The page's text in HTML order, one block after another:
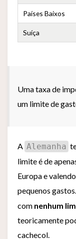
Países Baixos
Suíça
Uma taxa de
um limite de
A Alemanha
limite é de
Europa e
pequenos
com nenhum
teoricamente
cachecol.